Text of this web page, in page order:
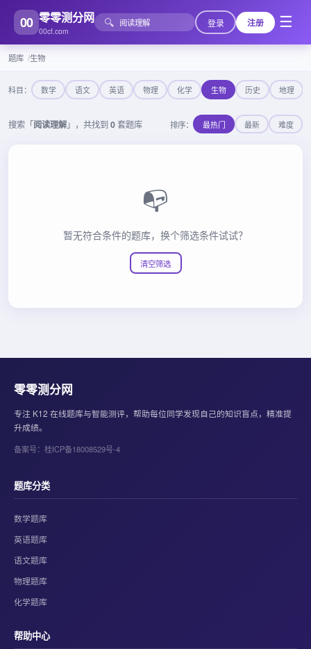
00 零零测分网
00cf.com
🔍 登录 注册 ☰
题库 生物
科目： 数学 语文 英语 物理 化学 生物 历史 地理
搜索「阅读理解」，共找到0套题库 排序： 最热门 最新 难度
📭
暂无符合条件的题库，换个筛选条件试试？
清空筛选
零零测分网
专注 K12 在线题库与智能测评，帮助每位同学发现自己的知识盲点，精准提
升成绩。
备案号：桂ICP备18008529号-4
题库分类
数学题库
英语题库
语文题库
物理题库
化学题库
帮助中心